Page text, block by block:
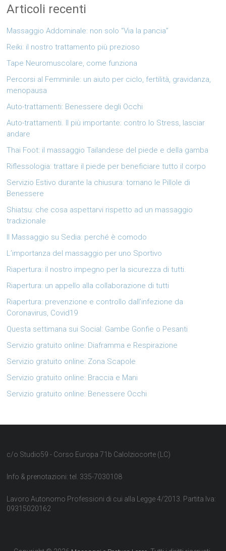
Articoli recenti
Massaggio Addominale: non solo “Via la pancia”
Reiki: il nostro trattamento più prezioso
Tape Neuromuscolare, come funziona
Percorsi al Femminile: un aiuto per ciclo, fertilità, gravidanza,
menopausa
Auto-trattamenti: Benessere degli Occhi
Auto-trattamenti. Il più importante: contro lo Stress, lasciar
andare
Thai Foot: il massaggio Tailandese del piede e della gamba
Riflessologia: trattare il piede per beneficiare tutto il corpo
Servizio Estivo durante la chiusura: tornano le Pillole di
Benessere
Shiatsu: che cosa aspettarvi rispetto ad un massaggio
tradizionale
Il Massaggio su Sedia: perché è comodo
L’importanza del massaggio per uno Sportivo
Riapertura: il nostro impegno per la sicurezza di tutti.
Riapertura: un appello alla collaborazione di tutti
Riapertura: prevenzione e controllo dall’infezione da
Coronavirus, Covid19
Questa settimana sui Social: Gambe Gonfie o Pesanti
Servizio gratuito online: Diaframma e Respirazione
Servizio gratuito online: Zona Scapole
Servizio gratuito online: Braccia e Mani
Servizio gratuito online: Benessere Occhi
c/o Studio59 - Corso Europa 71b Calolziocorte (LC)
Info & prenotazioni: tel. 335-7030108
Lavoro Autonomo Professioni di cui alla Legge 4/2013. Partita Iva:
09315020162